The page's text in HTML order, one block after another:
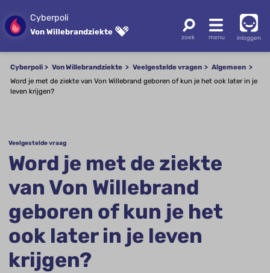
Cyberpoli
Von Willebrandziekte
inloggen
Cyberpoli Von Willebrandziekte Veelgestelde vragen
Algemeen
Word je met de ziekte van Von Willebrand geboren of kun je het ook later in je
leven krijgen?
Veelgestelde vraag
Word je met de ziekte
van Von Willebrand
geboren of kun je het
ook later in je leven
krijgen?